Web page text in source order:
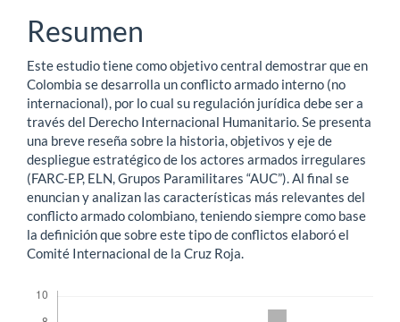
principal
del
artículo
Resumen
Este estudio tiene como objetivo central demostrar que en
Colombia se desarrolla un conflicto armado interno (no
internacional), por lo cual su regulación jurídica debe ser a
través del Derecho Internacional Humanitario. Se presenta
una breve reseña sobre la historia, objetivos y eje de
despliegue estratégico de los actores armados irregulares
(FARC-EP, ELN, Grupos Paramilitares “AUC”). Al final se
enuncian y analizan las características más relevantes del
conflicto armado colombiano, teniendo siempre como base
la definición que sobre este tipo de conflictos elaboró el
Comité Internacional de la Cruz Roja.